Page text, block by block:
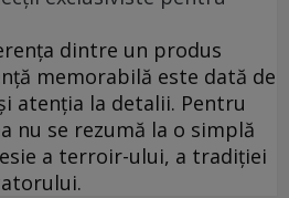
dintre un produs
memorabilă este dată de
atenția la detalii. Pentru
nu se rezumă la o simplă
a terroir-ului, a tradiției